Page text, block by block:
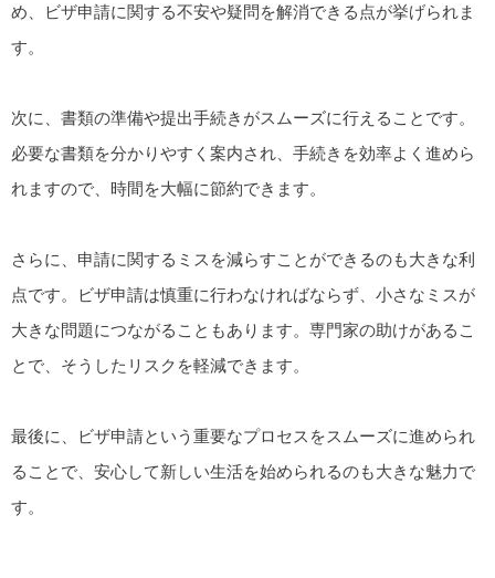
め、ビザ申請に関する不安や疑問を解消できる点が挙げられま
す。
次に、書類の準備や提出手続きがスムーズに行えることです。
必要な書類を分かりやすく案内され、手続きを効率よく進めら
れますので、時間を大幅に節約できます。
さらに、申請に関するミスを減らすことができるのも大きな利
点です。ビザ申請は慎重に行わなければならず、小さなミスが
大きな問題につながることもあります。専門家の助けがあるこ
とで、そうしたリスクを軽減できます。
最後に、ビザ申請という重要なプロセスをスムーズに進められ
ることで、安心して新しい生活を始められるのも大きな魅力で
す。